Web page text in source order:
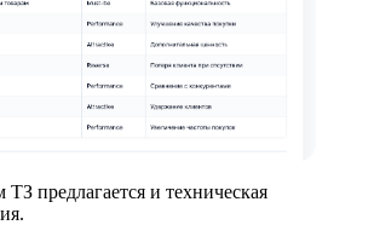
предлагается и техническая